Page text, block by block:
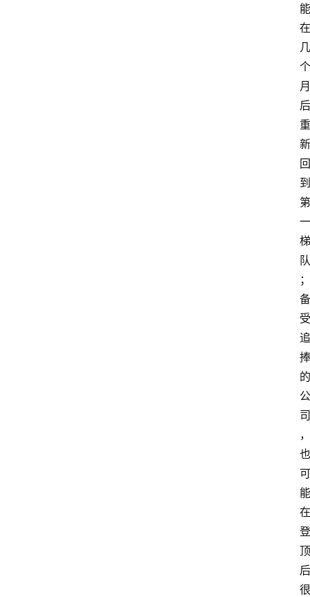
能
在
几
个
月
后
重
新
回
到
第
一
梯
队
；
备
受
追
捧
的
公
司
，
也
可
能
在
登
顶
后
很